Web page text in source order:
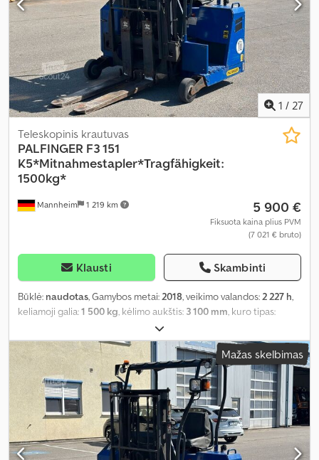
1 / 27
Mannheim 1 219 km
Teleskopinis krautuvas
PALFINGER F3 151
K5*Mitnahmestapler*Tragfähigkeit:
1500kg*
5 900 €
Fiksuota kaina plius PVM
(7 021 € bruto)
Klausti Skambinti
Būklė: naudotas, Gamybos metai:2018, veikimo valandos:2 227 h,
keliamoji galia:1 500 kg, kėlimo aukštis: 3 100 mm, kuro tipas:
automatinis
Mažas skelbimas